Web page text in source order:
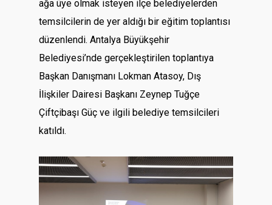
ağa üye olmak isteyen ilçe belediyelerden
temsilcilerin de yer aldığı bir eğitim toplantısı
düzenlendi. Antalya Büyükşehir
Belediyesi’nde gerçekleştirilen toplantıya
Başkan Danışmanı Lokman Atasoy, Dış
İlişkiler Dairesi Başkanı Zeynep Tuğçe
Çiftçibaşı Güç ve ilgili belediye temsilcileri
katıldı.